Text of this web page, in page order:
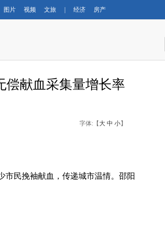
图片 视频 文旅 经济 房产
献血采集量增长率
字体:【 大 中 小】
市民挽袖献血，传递城市温情。邵阳